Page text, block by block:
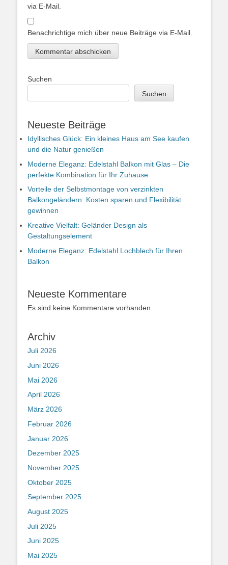
via E-Mail.
Benachrichtige mich über neue Beiträge via E-Mail.
Suchen
Suchen
Neueste Beiträge
Idyllisches Glück: Ein kleines Haus am See kaufen
und die Natur genießen
Moderne Eleganz: Edelstahl Balkon mit Glas – Die
perfekte Kombination für Ihr Zuhause
Vorteile der Selbstmontage von verzinkten
Balkongeländern: Kosten sparen und Flexibilität
gewinnen
Kreative Vielfalt: Geländer Design als
Gestaltungselement
Moderne Eleganz: Edelstahl Lochblech für Ihren
Balkon
Neueste Kommentare
Es sind keine Kommentare vorhanden.
Archiv
Juli 2026
Juni 2026
Mai 2026
April 2026
März 2026
Februar 2026
Januar 2026
Dezember 2025
November 2025
Oktober 2025
September 2025
August 2025
Juli 2025
Juni 2025
Mai 2025